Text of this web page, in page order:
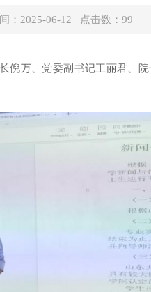
：2025-06-12 点击数：99
倪万、党委副 书记王丽君、